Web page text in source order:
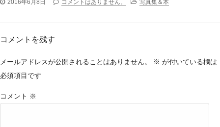
2016年6月8日 コメントはありません。 写真集＆本
コメントを残す
メールアドレスが公開されることはありません。 ※ が付いている欄は
必須項目です
コメント ※